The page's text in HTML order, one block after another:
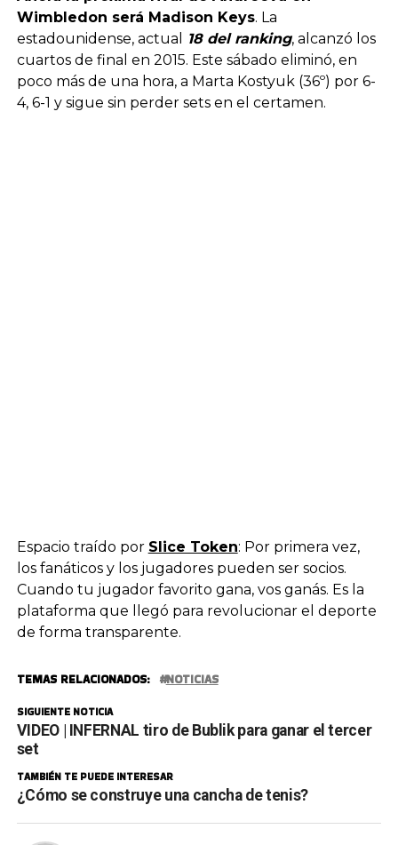
Wimbledon será Madison Keys. La
estadounidense, actual
18 del ranking, alcanzó los
cuartos de final en 2015. Este sábado eliminó, en
poco más de una hora, a Marta Kostyuk (36º) por 6-
4, 6-1 y sigue sin perder sets en el certamen.
Espacio traído por Slice Token: Por primera vez,
los fanáticos y los jugadores pueden ser socios.
Cuando tu jugador favorito gana, vos ganás. Es la
plataforma que llegó para revolucionar el deporte
de forma transparente.
TEMAS RELACIONADOS: NOTICIAS
SIGUIENTE NOTICIA
VIDEO | INFERNAL tiro de Bublik para ganar el tercer
set
TAMBIÉN TE PUEDE INTERESAR
¿Cómo se construye una cancha de tenis?